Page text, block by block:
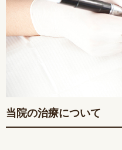
当院の治療について